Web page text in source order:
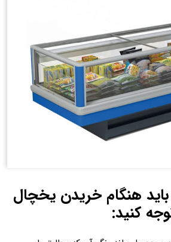
هنگام خریدن یخچال
کنید: